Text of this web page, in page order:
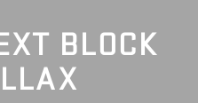
BLOCK